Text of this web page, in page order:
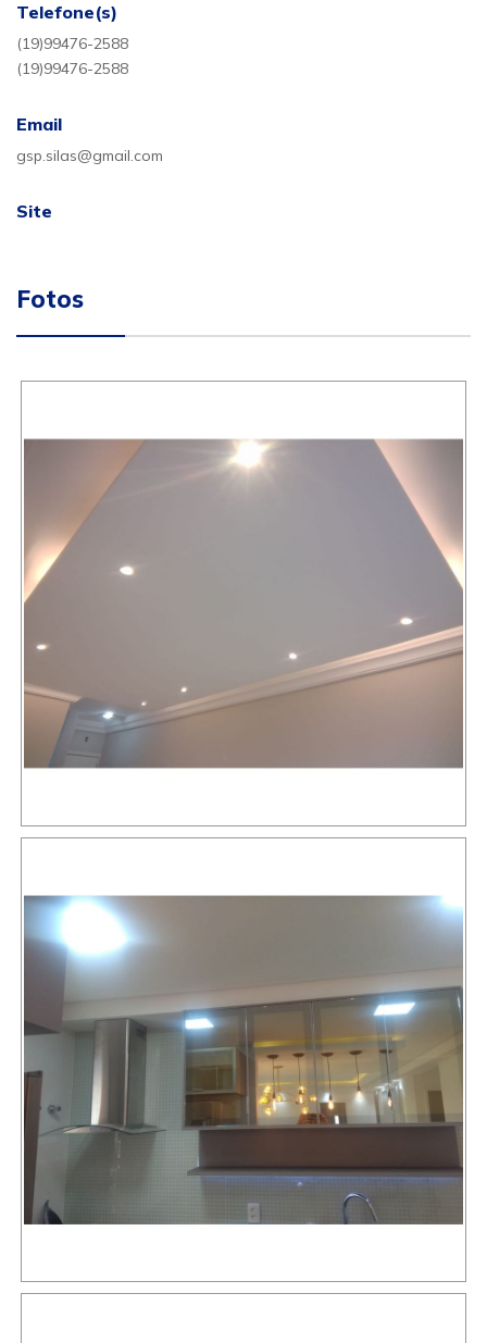
Telefone(s)
(19)99476-2588
(19)99476-2588
Email
gsp.silas@gmail.com
Site
Fotos